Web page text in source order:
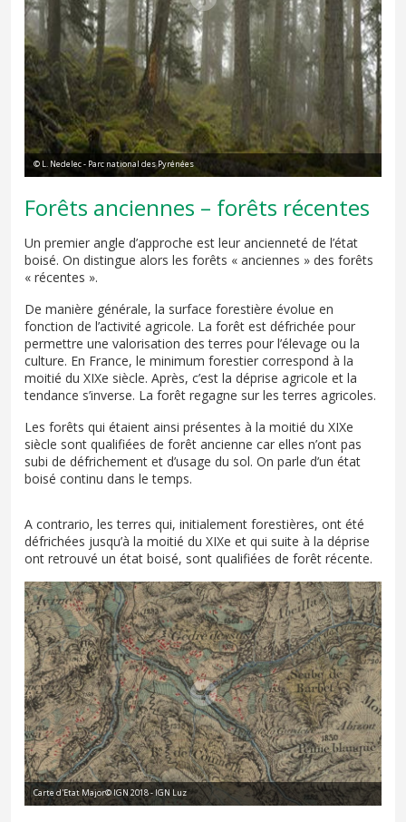
© L. Nedelec - Parc national des Pyrénées
Forêts anciennes – forêts récentes
Un premier angle d’approche est leur ancienneté de l’état
boisé. On distingue alors les forêts « anciennes » des forêts
« récentes ».
De manière générale, la surface forestière évolue en
fonction de l’activité agricole. La forêt est défrichée pour
permettre une valorisation des terres pour l’élevage ou la
culture. En France, le minimum forestier correspond à la
moitié du XIXe siècle. Après, c’est la déprise agricole et la
tendance s’inverse. La forêt regagne sur les terres agricoles.
Les forêts qui étaient ainsi présentes à la moitié du XIXe
siècle sont qualifiées de forêt ancienne car elles n’ont pas
subi de défrichement et d’usage du sol. On parle d’un état
boisé continu dans le temps.
A contrario, les terres qui, initialement forestières, ont été
défrichées jusqu’à la moitié du XIXe et qui suite à la déprise
ont retrouvé un état boisé, sont qualifiées de forêt récente.
Carte d'Etat Major© IGN 2018 - IGN Luz